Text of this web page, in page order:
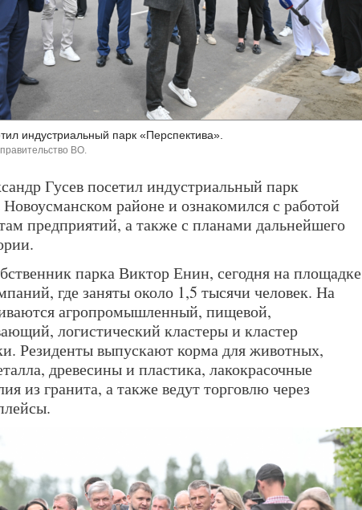
индустриальный парк «Перспектива».
ВО.
Гусев посетил индустриальный парк
районе и ознакомился с работой
предприятий, а также с планами дальнейшего
парка Виктор Енин, сегодня на площадке
где заняты около 1,5 тысячи человек. На
агропромышленный, пищевой,
логистический кластеры и кластер
Резиденты выпускают корма для животных,
древесины и пластика, лакокрасочные
из гранита, а также ведут торговлю через